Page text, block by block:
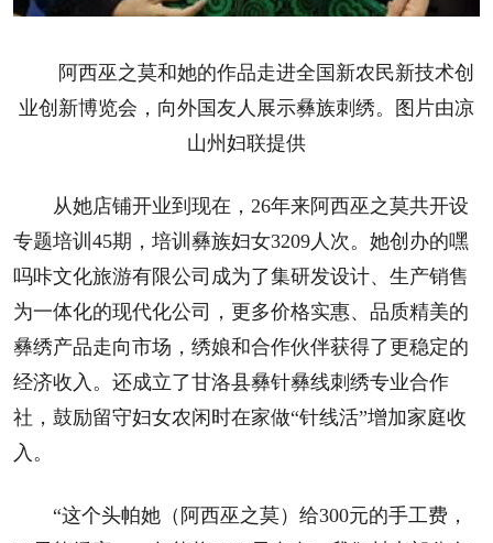
阿西巫之莫和她的作品走进全国新农民新技术创
业创新博览会，向外国友人展示彝族刺绣。图片由凉
山州妇联提供
从她店铺开业到现在，26年来阿西巫之莫共开设
专题培训45期，培训彝族妇女3209人次。她创办的嘿
吗咔文化旅游有限公司成为了集研发设计、生产销售
为一体化的现代化公司，更多价格实惠、品质精美的
彝绣产品走向市场，绣娘和合作伙伴获得了更稳定的
经济收入。还成立了甘洛县彝针彝线刺绣专业合作
社，鼓励留守妇女农闲时在家做“针线活”增加家庭收
入。
“这个头帕她（阿西巫之莫）给300元的手工费，